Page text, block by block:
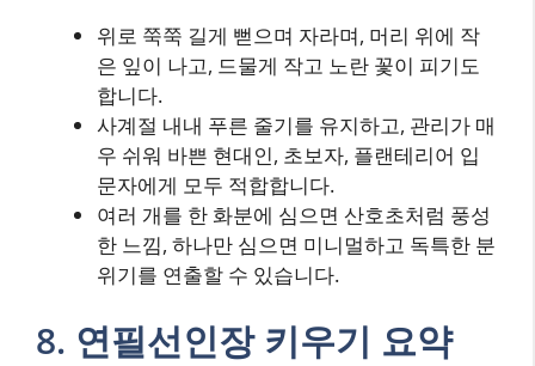
위로 쭉쭉 길게 뻗으며 자라며, 머리 위에 작
은 잎이 나고, 드물게 작고 노란 꽃이 피기도
합니다.
사계절 내내 푸른 줄기를 유지하고, 관리가 매
우 쉬워 바쁜 현대인, 초보자, 플랜테리어 입
문자에게 모두 적합합니다.
여러 개를 한 화분에 심으면 산호초처럼 풍성
한 느낌, 하나만 심으면 미니멀하고 독특한 분
위기를 연출할 수 있습니다.
8. 연필선인장 키우기 요약